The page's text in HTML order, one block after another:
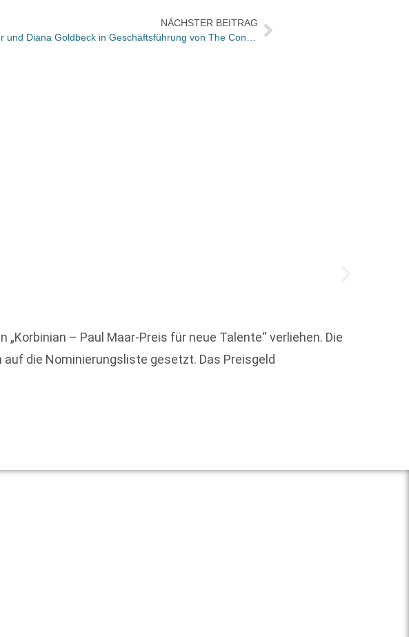
NÄCHSTER BEITRAG
– Paul Maar-Preis für neue Talente“ verliehen. Die
die Nominierungsliste gesetzt. Das Preisgeld